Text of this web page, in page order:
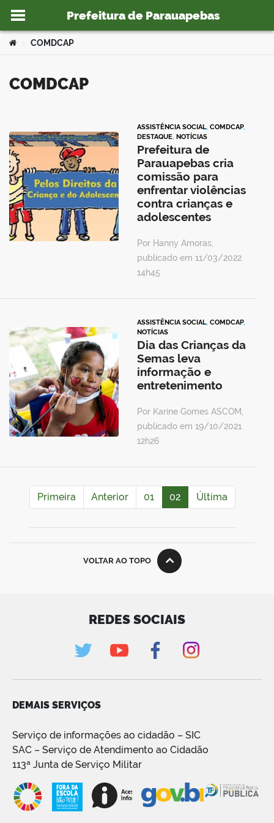
Ir para o conteúdo
Prefeitura de Parauapebas
Você está aqui:
COMDCAP
COMDCAP
ASSISTÊNCIA SOCIAL, COMDCAP,
DESTAQUE, NOTÍCIAS
Prefeitura de
Parauapebas cria
comissão para
enfrentar violências
contra crianças e
adolescentes
Por Hanny Amoras,
publicado em 11/03/2022
14h45
ASSISTÊNCIA SOCIAL, COMDCAP,
NOTÍCIAS
Dia das Crianças da
Semas leva
informação e
entretenimento
Por Karine Gomes ASCOM,
publicado em 19/10/2021
12h26
Primeira Anterior 01 02 Última
VOLTAR AO TOPO
REDES SOCIAIS
DEMAIS SERVIÇOS
Serviço de informações ao cidadão – SIC
SAC – Serviço de Atendimento ao Cidadão
113ª Junta de Serviço Militar